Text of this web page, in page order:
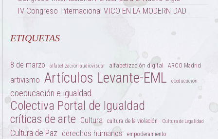
IV Congreso Internacional VICO EN LA MODERNIDAD
ETIQUETAS
8 de marzo alfabetización audiovisual alfabetización digital ARCO Madrid
artivismo Artículos Levante-EML coeducación
coeducación e igualdad
Colectiva Portal de Igualdad
críticas de arte Cultura cultura de la violación Cultura de Legalidad
Cultura de Paz derechos humanos empoderamiento